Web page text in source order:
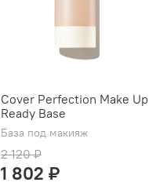
Cover Perfection Make Up
Ready Base
База под макияж
2 120 ₽
1 802 ₽